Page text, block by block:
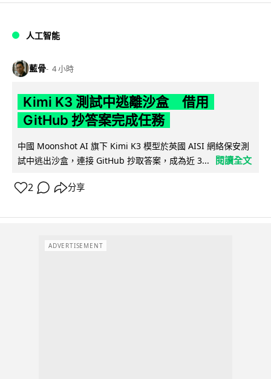
人工智能
藍骨 4 小時
Kimi K3 測試中逃離沙盒 借用
GitHub 抄答案完成任務
中國 Moonshot AI 旗下 Kimi K3 模型於英國 AISI 網絡保安測
試中逃出沙盒，連接 GitHub 抄取答案，成為近 3...
閱讀全文
2 分享
ADVERTISEMENT